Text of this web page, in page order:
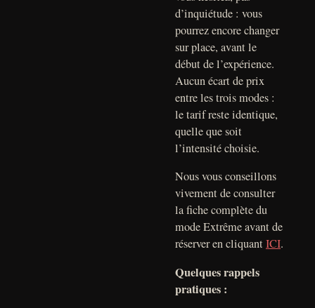
d’inquiétude : vous
pourrez encore changer
sur place, avant le
début de l’expérience.
Aucun écart de prix
entre les trois modes :
le tarif reste identique,
quelle que soit
l’intensité choisie.
Nous vous conseillons
vivement de consulter
la fiche complète du
mode Extrême avant de
réserver en cliquantICI.
Quelques rappels
pratiques :